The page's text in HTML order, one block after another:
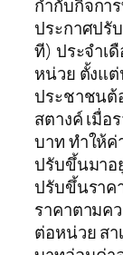
กำกับกิจกา
ประกาศปรั
ที) ประจำเ
หน่วย ตั้งแ
ประชาชนต้
สตางค์ เมื่อ
บาท ทำให้ค่
ปรับขึ้นมาอ
ปรับขึ้นราค
ราคาตามค
ต่อหน่วย สา